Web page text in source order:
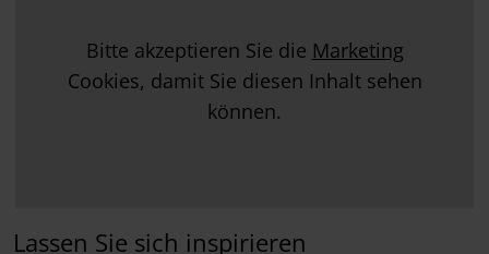
Bitte akzeptieren Sie die Marketing
Cookies, damit Sie diesen Inhalt sehen
können.
Lassen Sie sich inspirieren